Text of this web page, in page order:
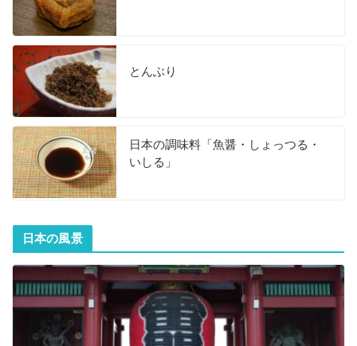
とんぶり
日本の調味料「魚醤・しょっつる・
いしる」
日本の風景